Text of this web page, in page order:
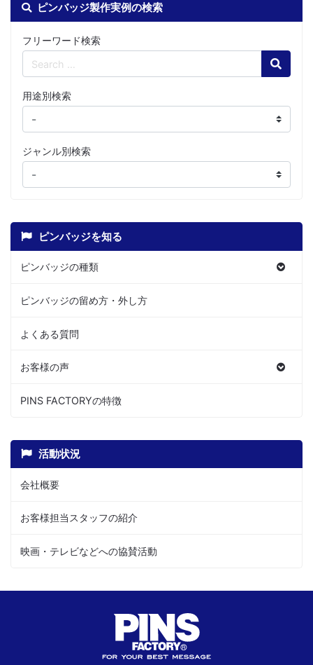
ピンバッジ製作実例の検索
フリーワード検索
Search
用途別検索
ジャンル別検索
ピンバッジを知る
ピンバッジの種類
ピンバッジの留め方・外し方
よくある質問
お客様の声
PINS FACTORYの特徴
活動状況
会社概要
お客様担当スタッフの紹介
映画・テレビなどへの協賛活動